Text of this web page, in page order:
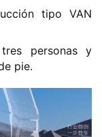
tipo VAN
personas y
pie.